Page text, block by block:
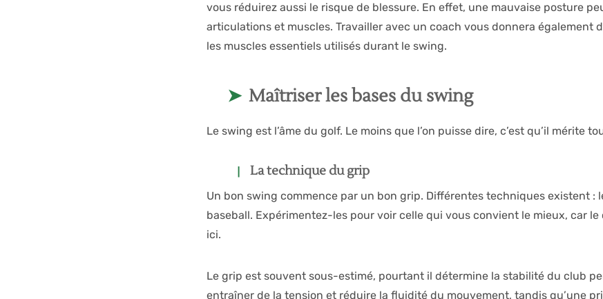
vous réduirez aussi le risque de blessure. En effet, une mauvaise posture
articulations et muscles. Travailler avec un coach vous donnera également
les muscles essentiels utilisés durant le swing.
Maîtriser les bases du swing
Le swing est l’âme du golf. Le moins que l’on puisse dire, c’est qu’il mérite
La technique du grip
Un bon swing commence par un bon grip. Différentes techniques existent :
baseball. Expérimentez-les pour voir celle qui vous convient le mieux, car
ici.
Le grip est souvent sous-estimé, pourtant il détermine la stabilité du club
entraîner de la tension et réduire la fluidité du mouvement, tandis qu’une